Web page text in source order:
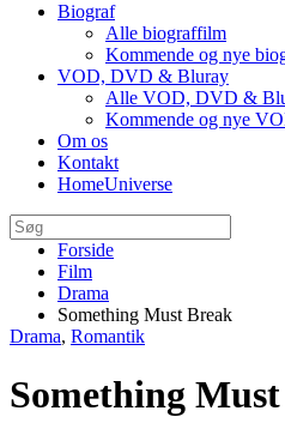
Biograf
Alle biograffilm
Kommende og nye
VOD, DVD & Bluray
Alle VOD, DVD &
Kommende og nye
Om os
Kontakt
HomeUniverse
Forside
Film
Drama
Something Must Break
Drama, Romantik
Something